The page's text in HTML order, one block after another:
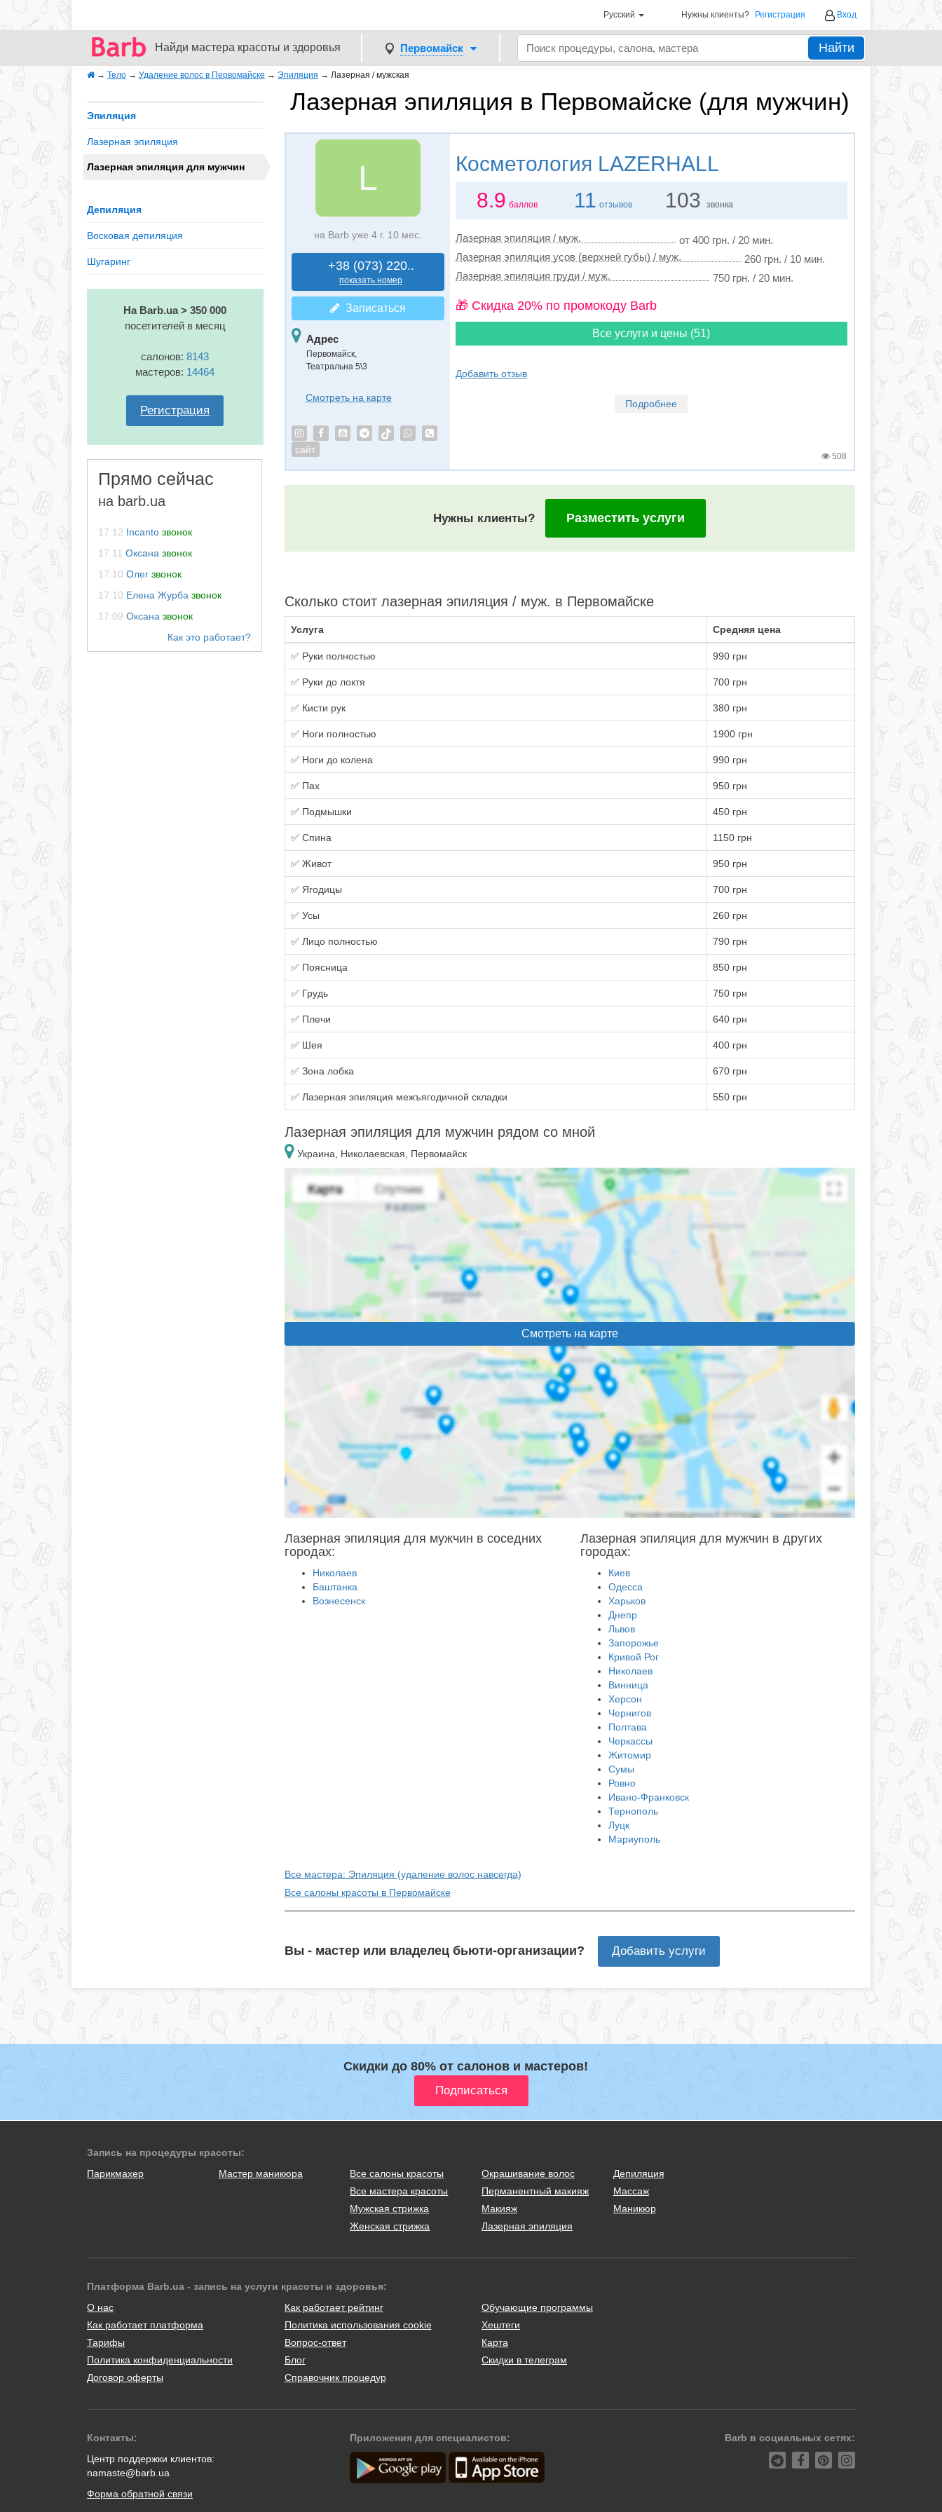
Русский Нужны клиенты? Регистрация Вход
Найди мастера красоты и здоровья Первомайск Найти
→ Тело → Удаление волос в Первомайске → Эпиляция → Лазерная / мужская
Лазерная эпиляция в Первомайске (для мужчин)
Эпиляция
Лазерная эпиляция
Лазерная эпиляция для мужчин
Депиляция
Восковая депиляция
Шугаринг
На Barb.ua > 350 000
посетителей в месяц
салонов:8143
мастеров: 14464
Регистрация
Прямо сейчас
на barb.ua
17:12 Incanto звонок
17:11 Оксана звонок
17:10 Олег звонок
17:10 Елена Журба звонок
17:09 Оксана звонок
L
на Barb уже 4 г. 10 мес.
+38 (073) 220..
показать номер
Записаться
Адрес
Первомайск,
Театральна 5\3
Смотреть на карте
сайт
Косметология LAZERHALL
8.9 баллов 11 отзывов 103 звонка
Лазерная эпиляция / муж.
от 400 грн. / 20 мин.
Лазерная эпиляция усов (верхней губы) / муж.
260 грн. / 10 мин.
Лазерная эпиляция груди / муж.
750 грн. / 20 мин.
🎁 Cкидка 20% по промокоду Barb
Все услуги и цены (51)
Добавить отзыв
Подробнее
508
Нужны клиенты? Разместить услуги
Сколько стоит лазерная эпиляция / муж. в Первомайске
Услуга Средняя цена
✅ Руки полностью 990 грн
✅ Руки до локтя 700 грн
✅ Кисти рук 380 грн
✅ Ноги полностью 1900 грн
✅ Ноги до колена 990 грн
✅ Пах 950 грн
✅ Подмышки 450 грн
✅ Спина 1150 грн
✅ Живот 950 грн
✅ Ягодицы 700 грн
✅ Усы 260 грн
✅ Лицо полностью 790 грн
✅ Поясница 850 грн
✅ Грудь 750 грн
✅ Плечи 640 грн
✅ Шея 400 грн
✅ Зона лобка 670 грн
✅ Лазерная эпиляция межъягодичной складки 550 грн
Лазерная эпиляция для мужчин рядом со мной
Украина, Николаевская, Первомайск
Смотреть на карте
Лазерная эпиляция для мужчин в соседних
городах:
Николаев
Баштанка
Вознесенск
Лазерная эпиляция для мужчин в других
городах:
Киев
Одесса
Харьков
Днепр
Львов
Запорожье
Кривой Рог
Николаев
Винница
Херсон
Чернигов
Полтава
Черкассы
Житомир
Сумы
Ровно
Ивано-Франковск
Тернополь
Луцк
Мариуполь
Все мастера: Эпиляция (удаление волос навсегда)
Все салоны красоты в Первомайске
Вы - мастер или владелец бьюти-организации? Добавить услуги
Скидки до 80% от салонов и мастеров!
Запись на процедуры красоты:
Парикмахер
Мастер маникюра
Все салоны красоты
Все мастера красоты
Мужская стрижка
Женская стрижка
Окрашивание волос
Перманентный макияж
Макияж
Лазерная эпиляция
Депиляция
Массаж
Маникюр
Платформа Barb.ua - запись на услуги красоты и здоровья:
О нас
Как работает платформа
Тарифы
Политика конфиденциальности
Договор оферты
Как работает рейтинг
Политика использования cookie
Вопрос-ответ
Блог
Справочник процедур
Обучающие программы
Хештеги
Карта
Скидки в телеграм
Контакты:
Центр поддержки клиентов:
namaste@barb.ua
Форма обратной связи
Приложения для специалистов: Barb в социальных сетях: